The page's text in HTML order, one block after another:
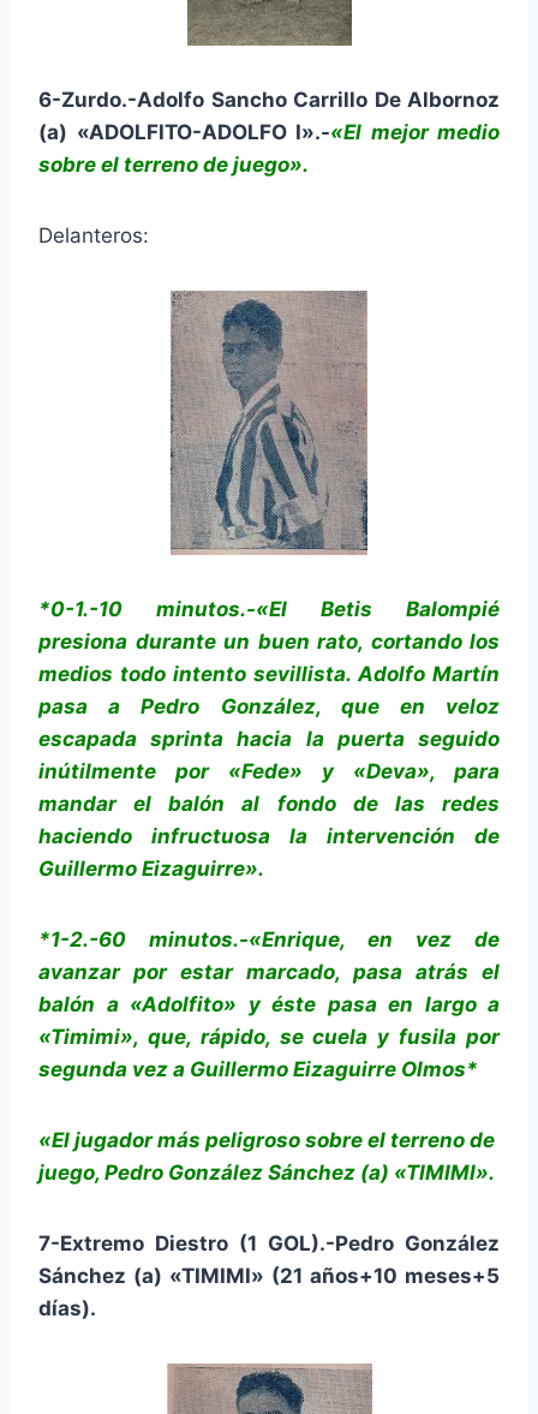
6-Zurdo.-Adolfo Sancho Carrillo De Albornoz
(a) «ADOLFITO-ADOLFO I».-«El mejor medio
sobre el terreno de juego».
Delanteros:
*0-1.-10 minutos.-«El Betis Balompié
presiona durante un buen rato, cortando los
medios todo intento sevillista. Adolfo Martín
pasa a Pedro González, que en veloz
escapada sprinta hacia la puerta seguido
inútilmente por «Fede» y «Deva», para
mandar el balón al fondo de las redes
haciendo infructuosa la intervención de
Guillermo Eizaguirre».
*1-2.-60 minutos.-«Enrique, en vez de
avanzar por estar marcado, pasa atrás el
balón a «Adolfito» y éste pasa en largo a
«Timimi», que, rápido, se cuela y fusila por
segunda vez a Guillermo Eizaguirre Olmos*
«El jugador más peligroso sobre el terreno de
juego, Pedro González Sánchez (a) «TIMIMI».
7-Extremo Diestro (1 GOL).-Pedro González
Sánchez (a) «TIMIMI» (21 años+10 meses+5
días).